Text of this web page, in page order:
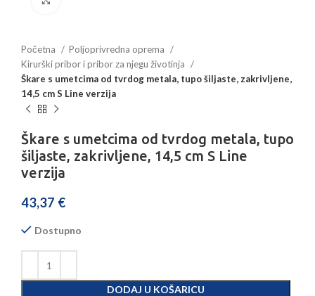
Početna
Poljoprivredna oprema
Kirurški pribor i pribor za njegu životinja
Škare s umetcima od tvrdog metala, tupo šiljaste, zakrivljene,
14,5 cm S Line verzija
Škare s umetcima od tvrdog metala, tupo
šiljaste, zakrivljene, 14,5 cm S Line
verzija
43,37 €
Dostupno
DODAJ U KOŠARICU